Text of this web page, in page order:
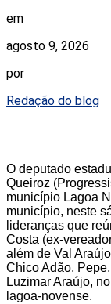
em
agosto 9, 2026
por
Redação do blog
O deputado
Queiroz
município Lagoa
município, neste
lideranças que
Costa (ex-
além de Val
Chico Adão,
Luzimar Araújo,
lagoa-novense.